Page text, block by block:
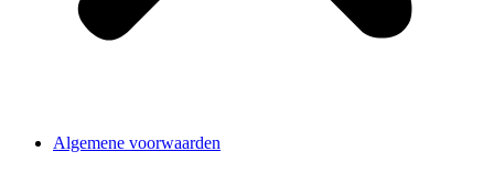
Algemene voorwaarden